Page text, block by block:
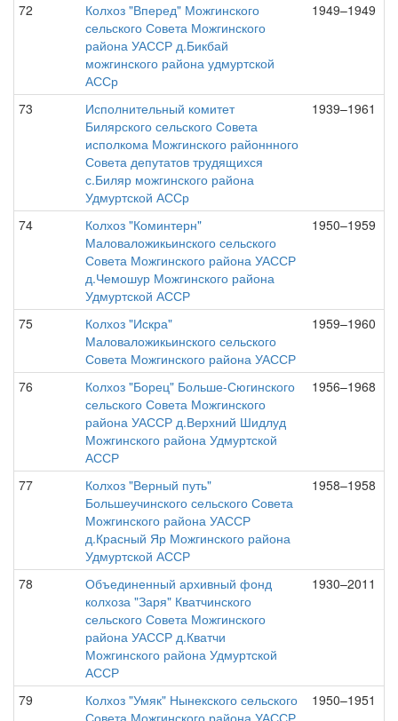
72
Колхоз "Вперед" Можгинского
сельского Совета Можгинского
района УАССР д.Бикбай
можгинского района удмуртской
АССр
1949–1949
73
Исполнительный комитет
Билярского сельского Совета
исполкома Можгинского районнного
Совета депутатов трудящихся
с.Биляр можгинского района
Удмуртской АССр
1939–1961
74
Колхоз "Коминтерн"
Маловаложикьинского сельского
Совета Можгинского района УАССР
д.Чемошур Можгинского района
Удмуртской АССР
1950–1959
75
Колхоз "Искра"
Маловаложикьинского сельского
Совета Можгинского района УАССР
1959–1960
76
Колхоз "Борец" Больше-Сюгинского
сельского Совета Можгинского
района УАССР д.Верхний Шидлуд
Можгинского района Удмуртской
АССР
1956–1968
77
Колхоз "Верный путь"
Большеучинского сельского Совета
Можгинского района УАССР
д.Красный Яр Можгинского района
Удмуртской АССР
1958–1958
78
Объединенный архивный фонд
колхоза "Заря" Кватчинского
сельского Совета Можгинского
района УАССР д.Кватчи
Можгинского района Удмуртской
АССР
1930–2011
79
Колхоз "Умяк" Нынекского сельского
Совета Можгинского района УАССР
1950–1951